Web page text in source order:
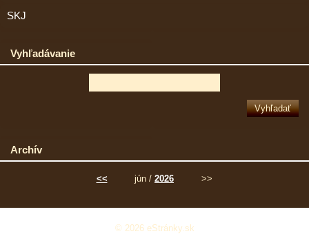
SKJ
Vyhľadávanie
Archív
<< jún / 2026 >>
© 2026 eStránky.sk